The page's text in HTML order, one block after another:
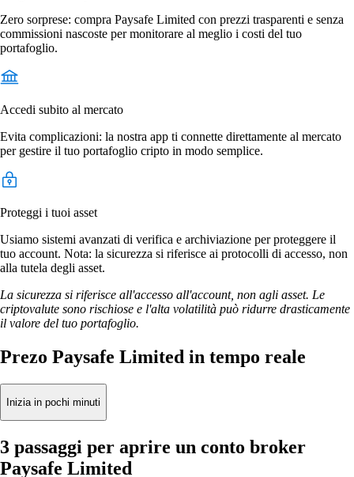
Zero sorprese: compra Paysafe Limited con prezzi trasparenti e senza
commissioni nascoste per monitorare al meglio i costi del tuo
portafoglio.
Accedi subito al mercato
Evita complicazioni: la nostra app ti connette direttamente al mercato
per gestire il tuo portafoglio cripto in modo semplice.
Proteggi i tuoi asset
Usiamo sistemi avanzati di verifica e archiviazione per proteggere il
tuo account. Nota: la sicurezza si riferisce ai protocolli di accesso, non
alla tutela degli asset.
La sicurezza si riferisce all'accesso all'account, non agli asset. Le
criptovalute sono rischiose e l'alta volatilità può ridurre drasticamente
il valore del tuo portafoglio.
Prezo Paysafe Limited in tempo reale
Inizia in pochi minuti
3 passaggi per aprire un conto broker
Paysafe Limited